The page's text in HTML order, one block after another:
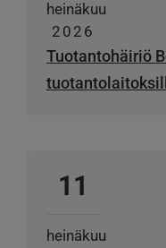
heinäkuu
2026
Tuotantohäiriö
11
heinäkuu